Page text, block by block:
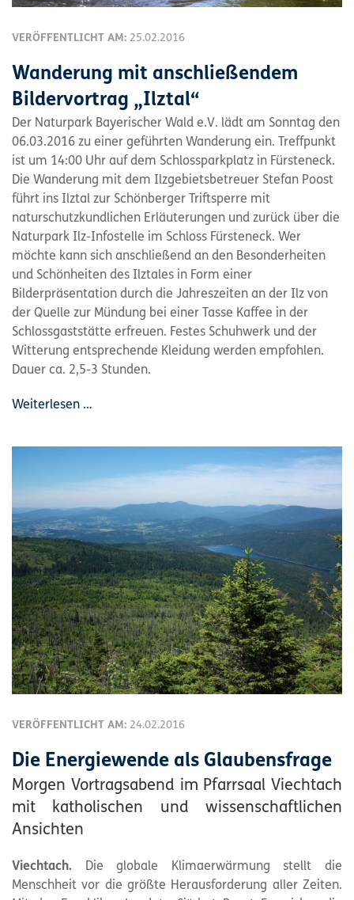
VERÖFFENTLICHT AM: 25.02.2016
Wanderung mit anschließendem
Bildervortrag „Ilztal“
Der Naturpark Bayerischer Wald e.V. lädt am Sonntag den
06.03.2016 zu einer geführten Wanderung ein. Treffpunkt
ist um 14:00 Uhr auf dem Schlossparkplatz in Fürsteneck.
Die Wanderung mit dem Ilzgebietsbetreuer Stefan Poost
führt ins Ilztal zur Schönberger Triftsperre mit
naturschutzkundlichen Erläuterungen und zurück über die
Naturpark Ilz-Infostelle im Schloss Fürsteneck. Wer
möchte kann sich anschließend an den Besonderheiten
und Schönheiten des Ilztales in Form einer
Bilderpräsentation durch die Jahreszeiten an der Ilz von
der Quelle zur Mündung bei einer Tasse Kaffee in der
Schlossgaststätte erfreuen. Festes Schuhwerk und der
Witterung entsprechende Kleidung werden empfohlen.
Dauer ca. 2,5-3 Stunden.
Weiterlesen …
VERÖFFENTLICHT AM: 24.02.2016
Die Energiewende als Glaubensfrage
Morgen Vortragsabend im Pfarrsaal Viechtach
mit katholischen und wissenschaftlichen
Ansichten
Viechtach. Die globale Klimaerwärmung stellt die
Menschheit vor die größte Herausforderung aller Zeiten.